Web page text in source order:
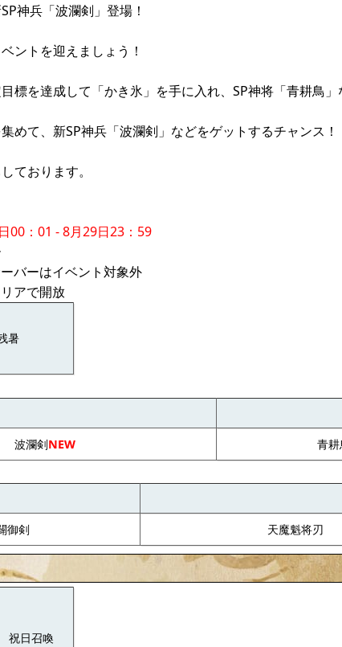
神兵「波瀾剣」登場！
ントを迎えましょう！
標を達成して「かき氷」を手に入れ、SP神将「青耕鳥
めて、新SP神兵「波瀾剣」などをゲットするチャンス！
ております。
00：01 - 8月29日23：59
バーはイベント対象外
アで開放
暑
波瀾剣NEW 青耕
御剣 天魔魁将刃
祝日召喚